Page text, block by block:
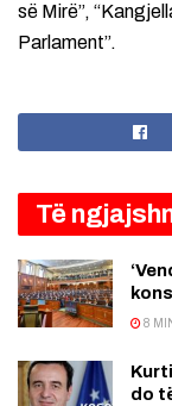
së Mirë”,
Parlament”.
Të
8
do